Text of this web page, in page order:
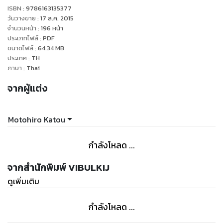
ISBN : 9786163135377
วันวางขาย : 17 ส.ค. 2015
จำนวนหน้า : 196 หน้า
ประเภทไฟล์: PDF
ขนาดไฟล์: 64.34MB
ประเทศ: TH
ภาษา : Thai
จากผู้แต่ง
Motohiro Katou
กำลังโหลด ...
จากสำนักพิมพ์ VIBULKIJ
ดูเพิ่มเติม
กำลังโหลด ...